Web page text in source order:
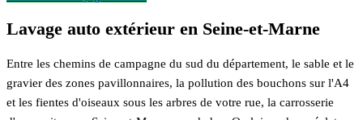
Lavage auto extérieur en Seine-et-Marne
Entre les chemins de campagne du sud du département, le sable et le
gravier des zones pavillonnaires, la pollution des bouchons sur l'A4
et les fientes d'oiseaux sous les arbres de votre rue, la carrosserie